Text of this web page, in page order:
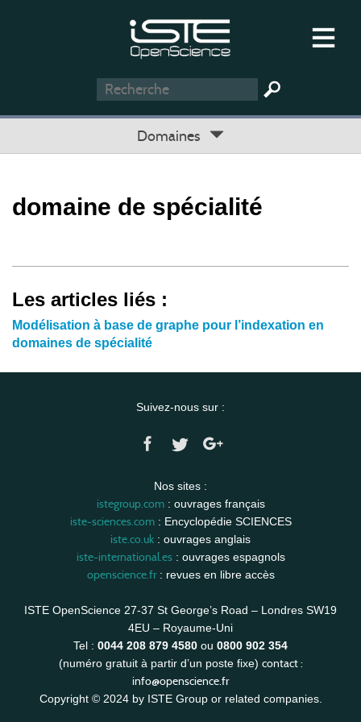
Domaines
domaine de spécialité
Les articles liés :
Modélisation à base de graphe pour l’indexation en
domaines de spécialité
Suivez-nous sur :
Nos sites :
istegroup.com: ouvrages français
iste-sciences.com: Encyclopédie SCIENCES
iste.co.uk : ouvrages anglais
iste-international.es: ouvrages espagnols
openscience.fr: revues en libre accès
ISTE OpenScience 27-37 St George’s Road – Londres SW19
4EU – Royaume-Uni
Tel : 0044 208 879 4580 ou 0800 902 354
(numéro gratuit à partir d’un poste fixe) contact :
info@openscience.fr
Copyright © 2024 by ISTE Group or related companies.